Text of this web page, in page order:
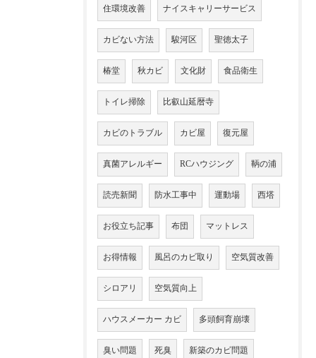
住環境改善 ナイスキャリーサービス
カビない方法 駿河区 聖徳太子
椿堂 秋カビ 文化財 食品衛生
トイレ掃除 比叡山延暦寺
カビのトラブル カビ屋 復元屋
真菌アレルギー RCハウジング 鞆の浦
読売新聞 防水工事中 運動場 西塔
お役立ち記事 布団 マットレス
お得情報 風呂のカビ取り 空気質改善
シロアリ 空気質向上
ハウスメーカー カビ 多頭飼育崩壊
臭い問題 死臭 新築のカビ問題